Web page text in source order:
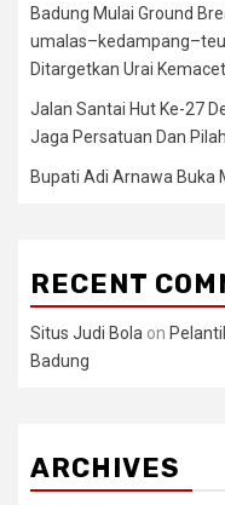
Badung Mulai Ground
Ditargetkan Urai
Jalan Santai Hut Ke-27
Jaga Persatuan Dan
Bupati Adi Arnawa Buka
RECENT
Situs Judi Bola on
Badung
ARCHIVES